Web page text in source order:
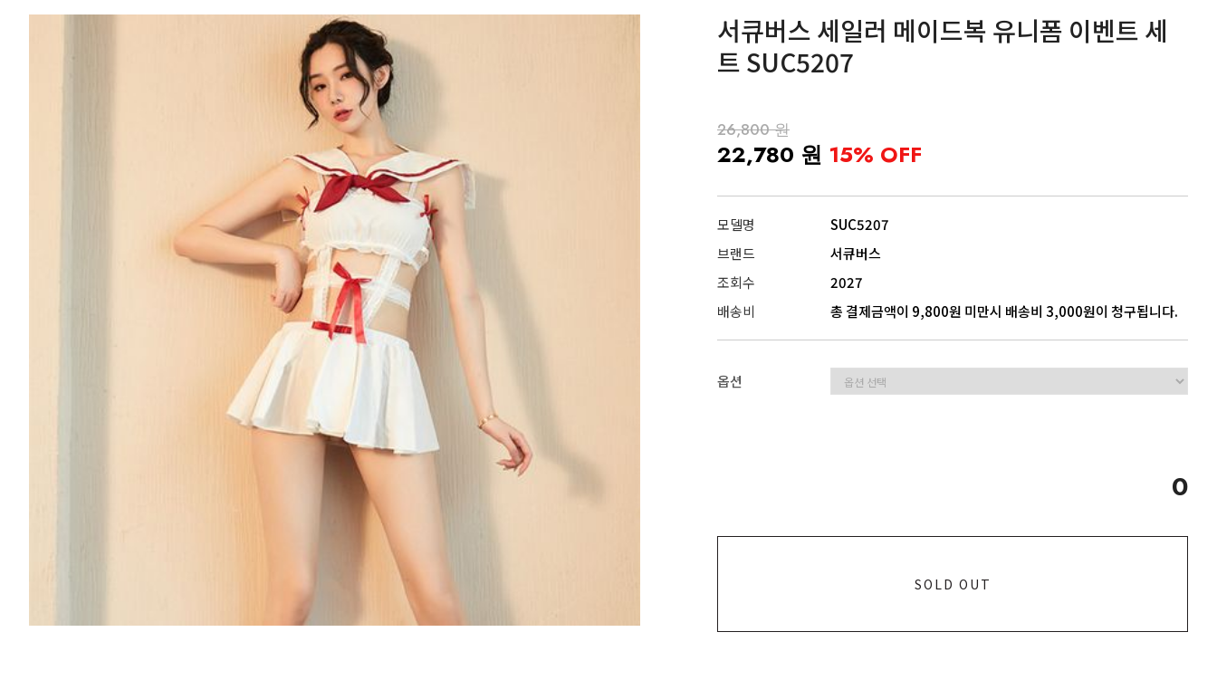
3버니걸
서큐버스 세일러 메이드복 유니폼 이벤트 세
트 SUC5207
26,800 원
22,780 원 15% OFF
모델명
SUC5207
브랜드
서큐버스
조회수
2027
배송비
총 결제금액이 9,800원 미만시 배송비 3,000원이 청구됩니다.
옵션
0
SOLD OUT